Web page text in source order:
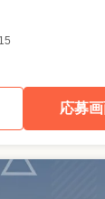
応募